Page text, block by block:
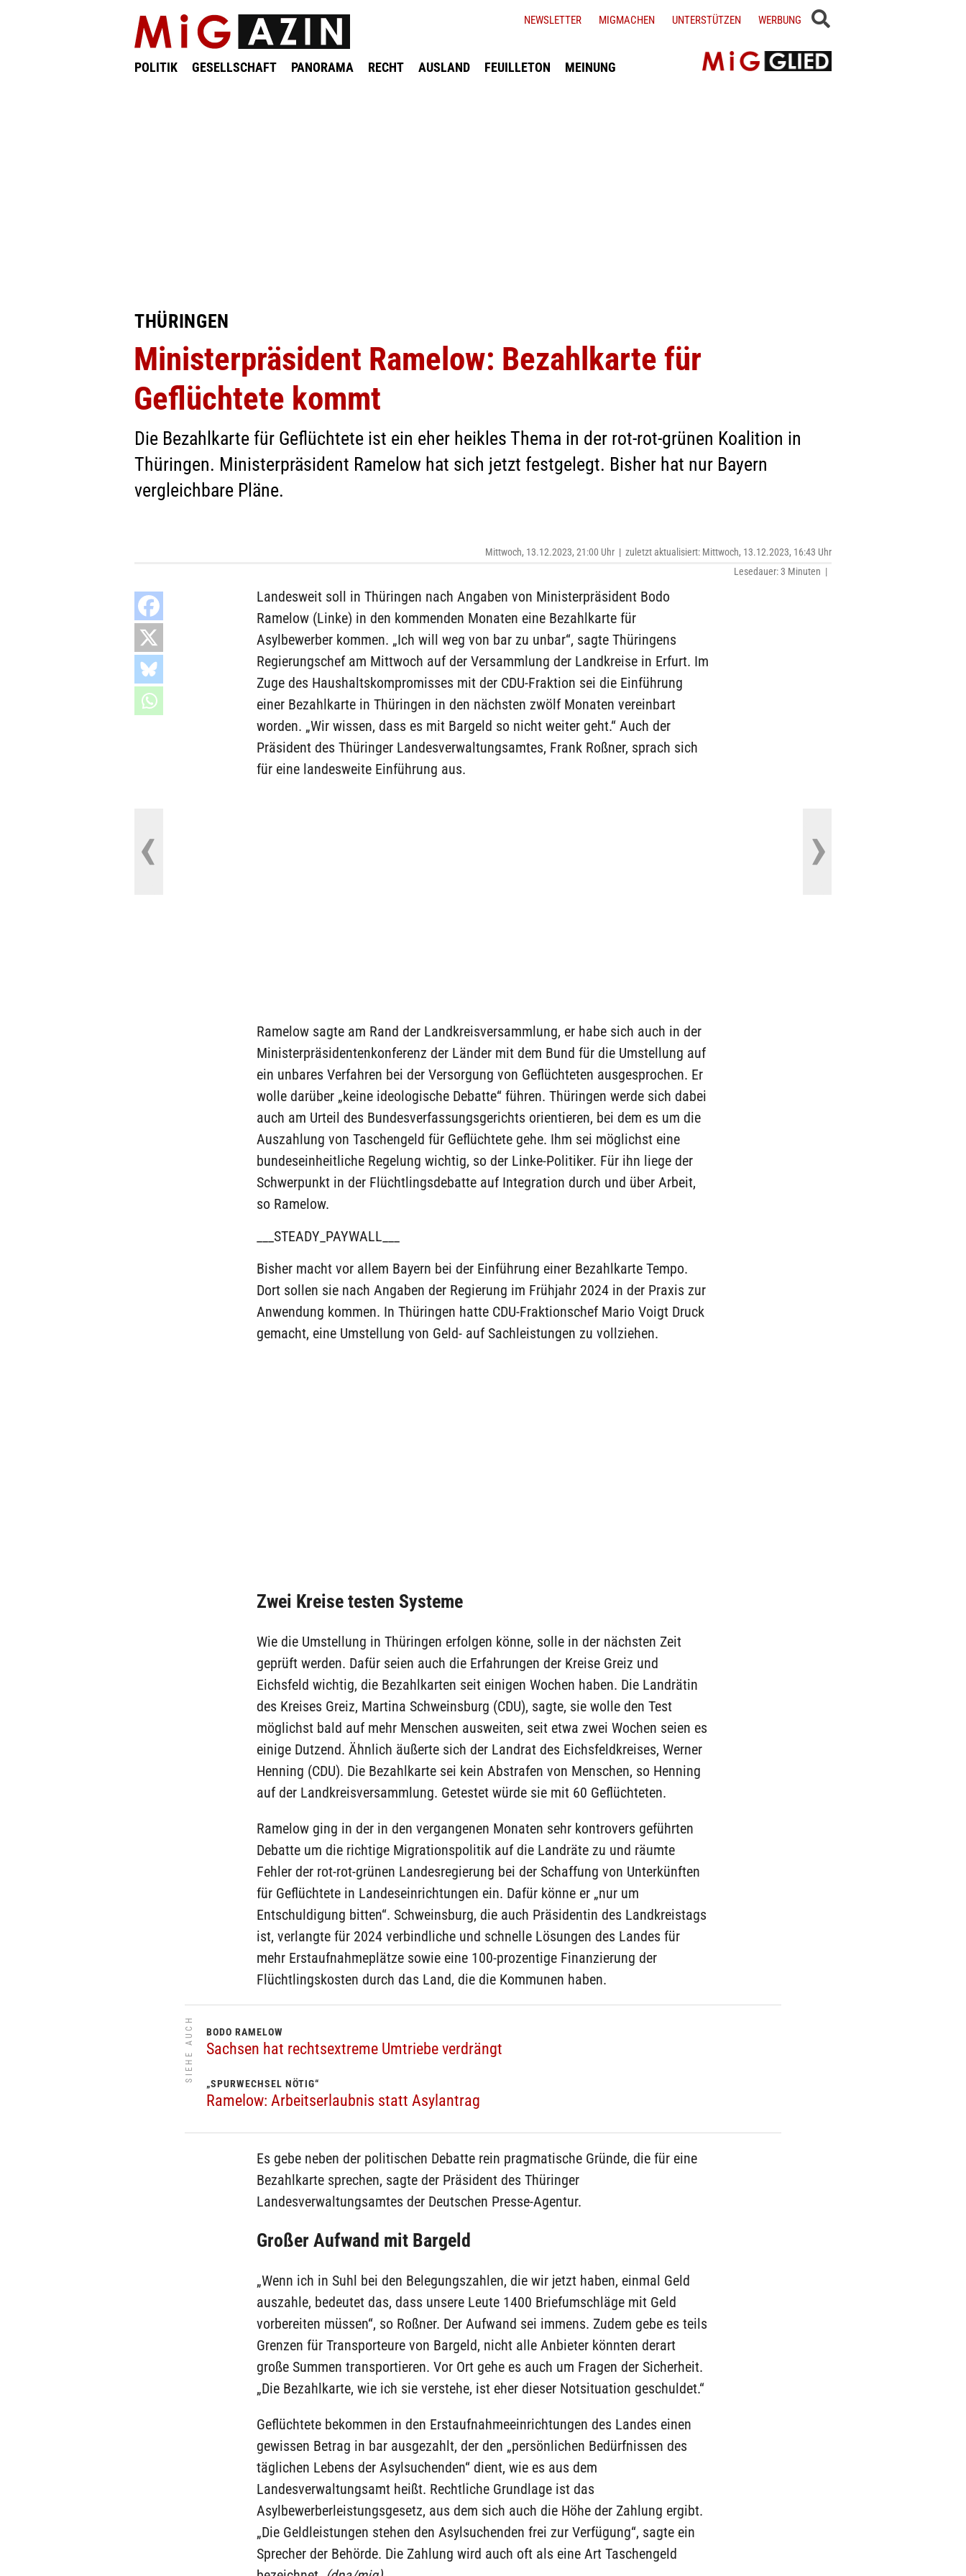
POLITIK GESELLSCHAFT PANORAMA RECHT AUSLAND FEUILLETON MEINUNG
NEWSLETTER MIGMACHEN UNTERSTÜTZEN WERBUNG
THÜRINGEN
Ministerpräsident Ramelow: Bezahlkarte für
Geflüchtete kommt
Die Bezahlkarte für Geflüchtete ist ein eher heikles Thema in der rot-rot-grünen Koalition in
Thüringen. Ministerpräsident Ramelow hat sich jetzt festgelegt. Bisher hat nur Bayern
vergleichbare Pläne.
Mittwoch, 13.12.2023, 21:00 Uhr | zuletzt aktualisiert: Mittwoch, 13.12.2023, 16:43 Uhr
Lesedauer: 3 Minuten |
Landesweit soll in Thüringen nach Angaben von Ministerpräsident Bodo
Ramelow (Linke) in den kommenden Monaten eine Bezahlkarte für
Asylbewerber kommen. „Ich will weg von bar zu unbar“, sagte Thüringens
Regierungschef am Mittwoch auf der Versammlung der Landkreise in Erfurt. Im
Zuge des Haushaltskompromisses mit der CDU-Fraktion sei die Einführung
einer Bezahlkarte in Thüringen in den nächsten zwölf Monaten vereinbart
worden. „Wir wissen, dass es mit Bargeld so nicht weiter geht.“ Auch der
Präsident des Thüringer Landesverwaltungsamtes, Frank Roßner, sprach sich
für eine landesweite Einführung aus.
Ramelow sagte am Rand der Landkreisversammlung, er habe sich auch in der
Ministerpräsidentenkonferenz der Länder mit dem Bund für die Umstellung auf
ein unbares Verfahren bei der Versorgung von Geflüchteten ausgesprochen. Er
wolle darüber „keine ideologische Debatte“ führen. Thüringen werde sich dabei
auch am Urteil des Bundesverfassungsgerichts orientieren, bei dem es um die
Auszahlung von Taschengeld für Geflüchtete gehe. Ihm sei möglichst eine
bundeseinheitliche Regelung wichtig, so der Linke-Politiker. Für ihn liege der
Schwerpunkt in der Flüchtlingsdebatte auf Integration durch und über Arbeit,
so Ramelow.
___STEADY_PAYWALL___
Bisher macht vor allem Bayern bei der Einführung einer Bezahlkarte Tempo.
Dort sollen sie nach Angaben der Regierung im Frühjahr 2024 in der Praxis zur
Anwendung kommen. In Thüringen hatte CDU-Fraktionschef Mario Voigt Druck
gemacht, eine Umstellung von Geld- auf Sachleistungen zu vollziehen.
Zwei Kreise testen Systeme
Wie die Umstellung in Thüringen erfolgen könne, solle in der nächsten Zeit
geprüft werden. Dafür seien auch die Erfahrungen der Kreise Greiz und
Eichsfeld wichtig, die Bezahlkarten seit einigen Wochen haben. Die Landrätin
des Kreises Greiz, Martina Schweinsburg (CDU), sagte, sie wolle den Test
möglichst bald auf mehr Menschen ausweiten, seit etwa zwei Wochen seien es
einige Dutzend. Ähnlich äußerte sich der Landrat des Eichsfeldkreises, Werner
Henning (CDU). Die Bezahlkarte sei kein Abstrafen von Menschen, so Henning
auf der Landkreisversammlung. Getestet würde sie mit 60 Geflüchteten.
Ramelow ging in der in den vergangenen Monaten sehr kontrovers geführten
Debatte um die richtige Migrationspolitik auf die Landräte zu und räumte
Fehler der rot-rot-grünen Landesregierung bei der Schaffung von Unterkünften
für Geflüchtete in Landeseinrichtungen ein. Dafür könne er „nur um
Entschuldigung bitten“. Schweinsburg, die auch Präsidentin des Landkreistags
ist, verlangte für 2024 verbindliche und schnelle Lösungen des Landes für
mehr Erstaufnahmeplätze sowie eine 100-prozentige Finanzierung der
Flüchtlingskosten durch das Land, die die Kommunen haben.
SIEHE AUCH BODO RAMELOW
Sachsen hat rechtsextreme Umtriebe verdrängt
„SPURWECHSEL NÖTIG“
Ramelow: Arbeitserlaubnis statt Asylantrag
Es gebe neben der politischen Debatte rein pragmatische Gründe, die für eine
Bezahlkarte sprechen, sagte der Präsident des Thüringer
Landesverwaltungsamtes der Deutschen Presse-Agentur.
Großer Aufwand mit Bargeld
„Wenn ich in Suhl bei den Belegungszahlen, die wir jetzt haben, einmal Geld
auszahle, bedeutet das, dass unsere Leute 1400 Briefumschläge mit Geld
vorbereiten müssen“, so Roßner. Der Aufwand sei immens. Zudem gebe es teils
Grenzen für Transporteure von Bargeld, nicht alle Anbieter könnten derart
große Summen transportieren. Vor Ort gehe es auch um Fragen der Sicherheit.
„Die Bezahlkarte, wie ich sie verstehe, ist eher dieser Notsituation geschuldet.“
Geflüchtete bekommen in den Erstaufnahmeeinrichtungen des Landes einen
gewissen Betrag in bar ausgezahlt, der den „persönlichen Bedürfnissen des
täglichen Lebens der Asylsuchenden“ dient, wie es aus dem
Landesverwaltungsamt heißt. Rechtliche Grundlage ist das
Asylbewerberleistungsgesetz, aus dem sich auch die Höhe der Zahlung ergibt.
„Die Geldleistungen stehen den Asylsuchenden frei zur Verfügung“, sagte ein
Sprecher der Behörde. Die Zahlung wird auch oft als eine Art Taschengeld